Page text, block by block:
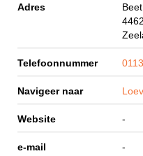
Adres
Telefoonnummer
Navigeer naar
Website -
e-mail -